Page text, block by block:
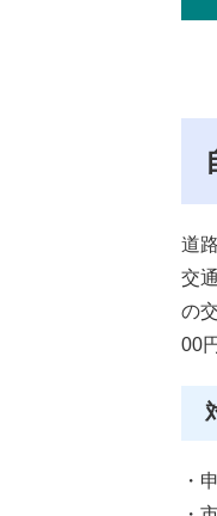
道
交
の
00
・